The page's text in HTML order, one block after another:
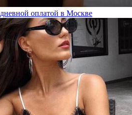
оплатой в Москве